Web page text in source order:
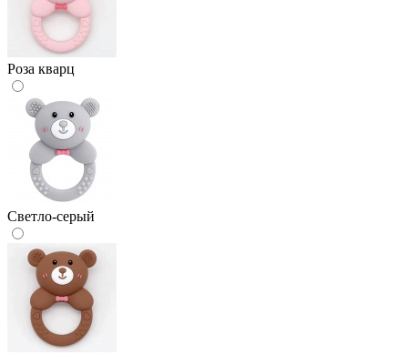
Роза кварц
Светло-серый